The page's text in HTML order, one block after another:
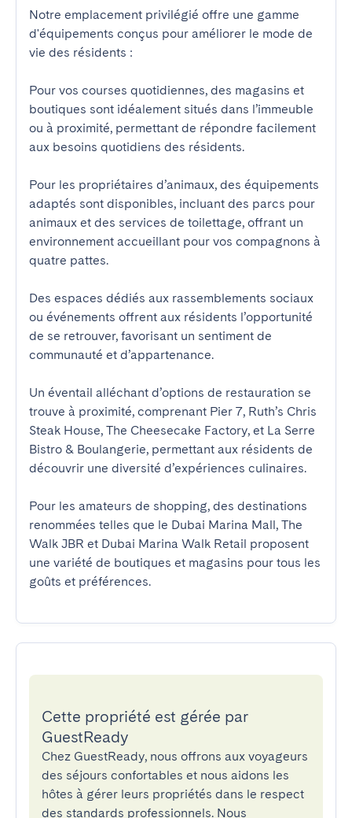
Notre emplacement privilégié offre une gamme
d'équipements conçus pour améliorer le mode de
vie des résidents :
Pour vos courses quotidiennes, des magasins et
boutiques sont idéalement situés dans l’immeuble
ou à proximité, permettant de répondre facilement
aux besoins quotidiens des résidents.
Pour les propriétaires d’animaux, des équipements
adaptés sont disponibles, incluant des parcs pour
animaux et des services de toilettage, offrant un
environnement accueillant pour vos compagnons à
quatre pattes.
Des espaces dédiés aux rassemblements sociaux
ou événements offrent aux résidents l’opportunité
de se retrouver, favorisant un sentiment de
communauté et d’appartenance.
Un éventail alléchant d’options de restauration se
trouve à proximité, comprenant Pier 7, Ruth’s Chris
Steak House, The Cheesecake Factory, et La Serre
Bistro & Boulangerie, permettant aux résidents de
découvrir une diversité d’expériences culinaires.
Pour les amateurs de shopping, des destinations
renommées telles que le Dubai Marina Mall, The
Walk JBR et Dubai Marina Walk Retail proposent
une variété de boutiques et magasins pour tous les
goûts et préférences.
Cette propriété est gérée par
GuestReady
Chez GuestReady, nous offrons aux voyageurs
des séjours confortables et nous aidons les
hôtes à gérer leurs propriétés dans le respect
des standards professionnels. Nous